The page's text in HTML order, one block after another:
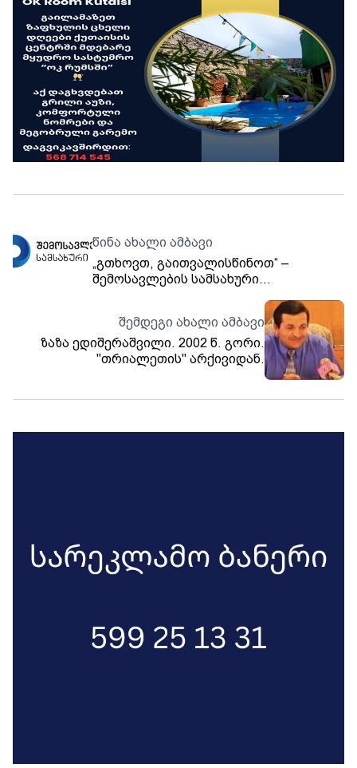
წინა ახალი ამბავი
„გთხოვთ, გაითვალისწინოთ“ –
შემოსავლების სამსახური
შემდეგი ახალი ამბავი
ზაზა ედიშერაშვილი. 2002 წ. გორი.
"თრიალეთის" არქივიდან.